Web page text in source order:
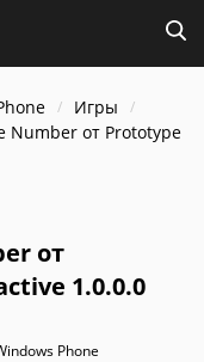
Игры
Number от Prototype
от
1.0.0.0
Phone